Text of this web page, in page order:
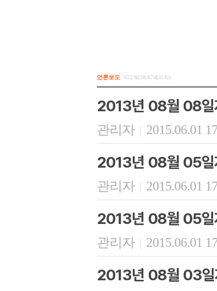
언론보도 922개(38/47페이지)
2013년 08월 08일
관리자 | 2015.06.01
2013년 08월 05일
관리자 | 2015.06.01
2013년 08월 05일
관리자 | 2015.06.01
2013년 08월 03일